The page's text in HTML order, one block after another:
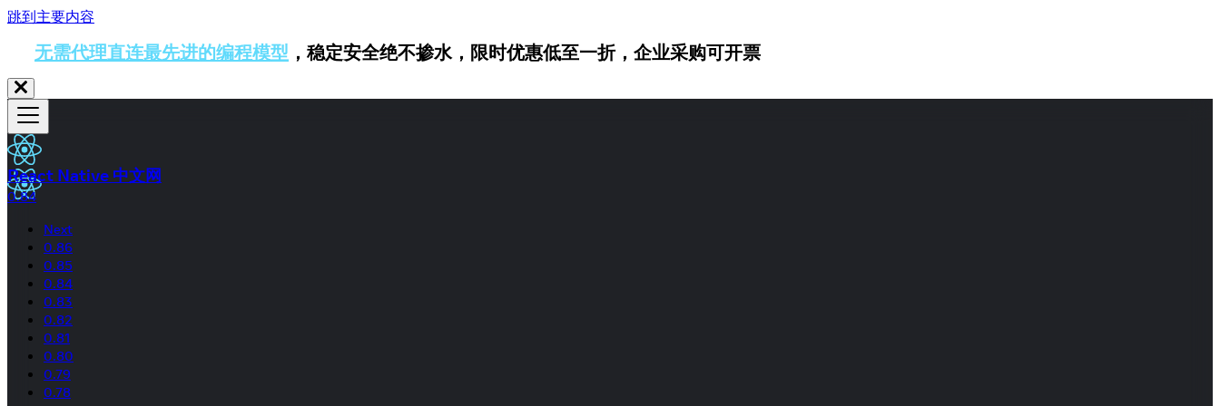
跳到主要内容
无需代理直连最先进的编程模型 ，稳定安全绝不掺水，限时优惠低至一折，企业采购可开票
React Native 中文网
0.84
Next
0.86
0.85
0.84
0.83
0.82
0.81
0.80
0.79
0.78